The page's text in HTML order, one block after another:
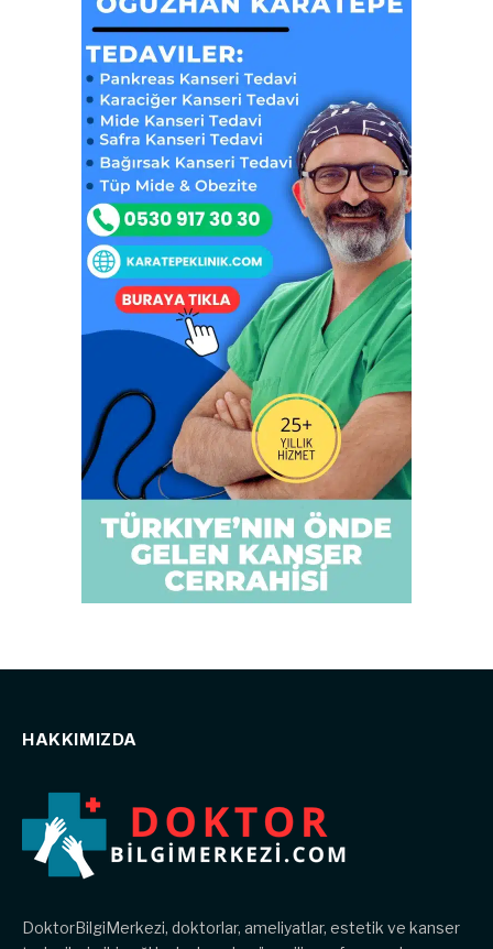
HAKKIMIZDA
DoktorBilgiMerkezi, doktorlar, ameliyatlar, estetik ve kanser